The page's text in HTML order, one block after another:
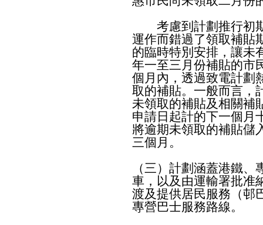
考慮到計劃推行初期
運作而錯過了領取補貼
的臨時特別安排，讓未
年一至三月份補貼的市
個月內，透過致電計劃
取的補貼。一般而言，
未領取的補貼及相關補
申請日起計的下一個月
將逾期未領取的補貼儲
三個月。
（三）計劃涵蓋港鐵
車，以及由運輸署批准
渡及提供居民服務（邨
專營巴士服務路線。